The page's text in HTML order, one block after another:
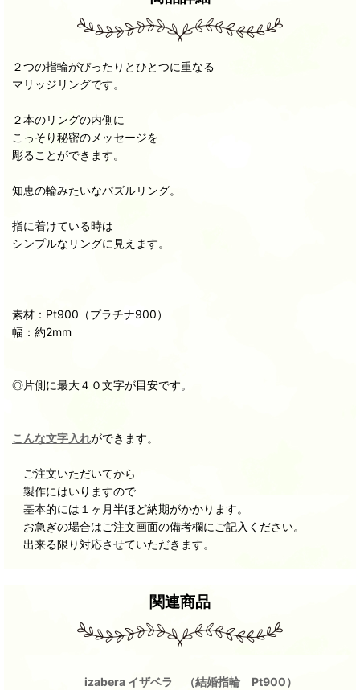
２つの指輪がぴったりとひとつに重なる
マリッジリングです。
２本のリングの内側に
こっそり秘密のメッセージを
彫ることができます。
知恵の輪みたいなパズルリング。
指に着けている時は
シンプルなリングに見えます。
素材：Pt900（プラチナ900）
幅：約2mm
◎片側に最大４０文字が目安です。
こんな文字入れができます。
ご注文いただいてから
製作にはいりますので
基本的には１ヶ月半ほど納期がかかります。
お急ぎの場合はご注文画面の備考欄にご記入ください。
出来る限り対応させていただきます。
関連商品
izabera イザベラ （結婚指輪 Pt900）